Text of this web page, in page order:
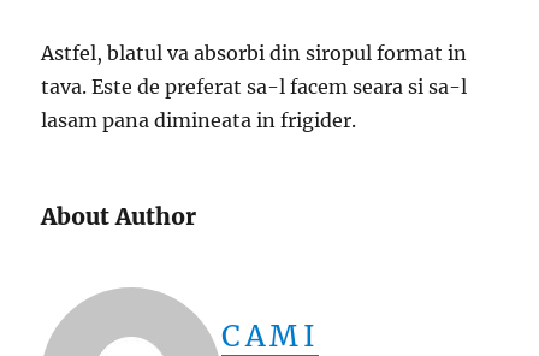
Astfel, blatul va absorbi din siropul format in
tava. Este de preferat sa-l facem seara si sa-l
lasam pana dimineata in frigider.
About Author
CAMI